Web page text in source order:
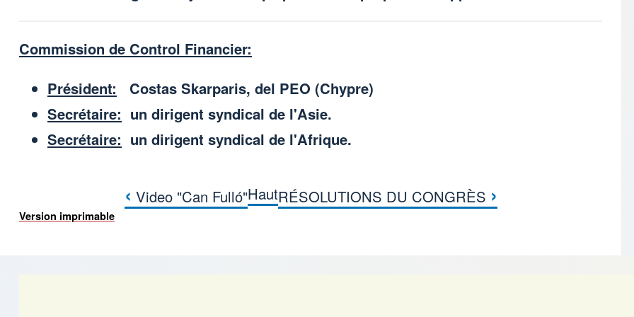
Commission de Control Financier:
Président: Costas Skarparis, del PEO (Chypre)
Secrétaire: un dirigent syndical de l'Asie.
Secrétaire: un dirigent syndical de l'Afrique.
Liens transversaux de livre pour
‹ Video "Can Fulló"HautRÉSOLUTIONS DU CONGRÈS ›
Version imprimable